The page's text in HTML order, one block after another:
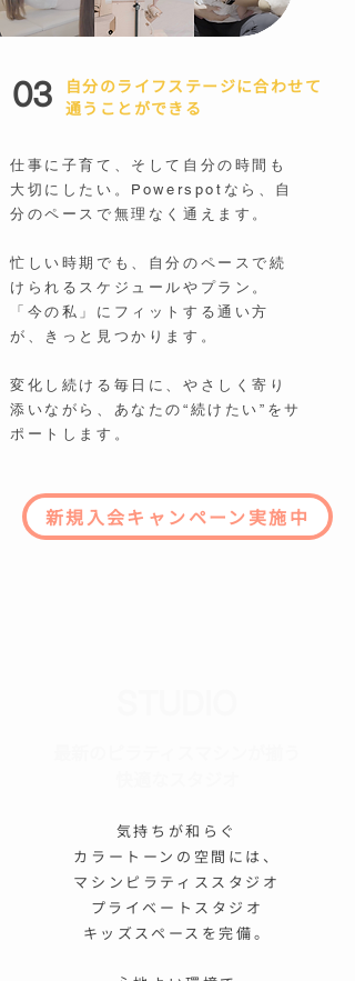
03
自分のライフステージに合わせて
通うことができる
仕事に子育て、そして自分の時間も
大切にしたい。Powerspotなら、自
分のペースで無理なく通えます。
忙しい時期でも、自分のペースで続
けられるスケジュールやプラン。
「今の私」にフィットする通い方
が、きっと見つかります。
変化し続ける毎日に、やさしく寄り
添いながら、あなたの“続けたい”をサ
ポートします。
新規入会キャンペーン実施中
気持ちが和らぐ
カラートーンの空間には、
マシンピラティススタジオ
プライベートスタジオ
キッズスペースを完備。